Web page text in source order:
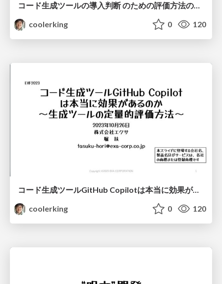
コード生成ツールの導入判断 のための評価方法の提案
coolerking
0 120
コード生成ツールGitHub Copilotは本当に効果があるのか～生成ツールの定量的評価方法～
coolerking
0 120